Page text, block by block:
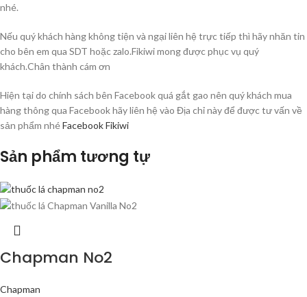
nhé.
Nếu quý khách hàng không tiện và ngại liên hệ trực tiếp thì hãy nhăn tin
cho bên em qua SDT hoặc zalo.Fikiwi mong được phục vụ quý
khách.Chân thành cám ơn
Hiện tại do chính sách bên Facebook quá gắt gao nên quý khách mua
hàng thông qua Facebook hãy liên hệ vào Địa chỉ này để được tư vấn về
sản phẩm nhéFacebook Fikiwi
Sản phẩm tương tự
Chapman No2
Chapman